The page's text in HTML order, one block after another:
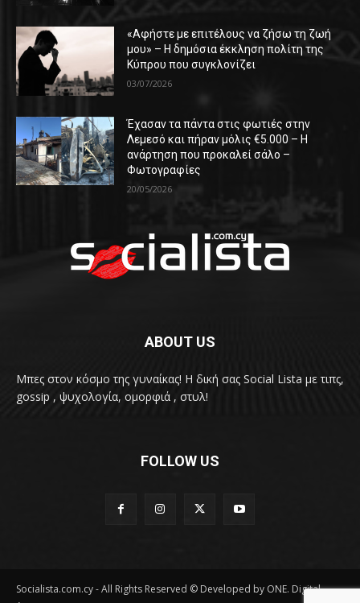
«Αφήστε με επιτέλους να ζήσω τη ζωή
μου» – Η δημόσια έκκληση πολίτη της
Κύπρου που συγκλονίζει
03/07/2026
Έχασαν τα πάντα στις φωτιές στην
Λεμεσό και πήραν μόλις €5.000 – Η
ανάρτηση που προκαλεί σάλο –
Φωτογραφίες
20/05/2026
ABOUT US
Μπες στον κόσμο της γυναίκας! H δική σας Social Lista με τιπς,
gossip , ψυχολογία, ομορφιά , στυλ!
FOLLOW US
Socialista.com.cy - All Rights Reserved © Developed by ONE. Digital